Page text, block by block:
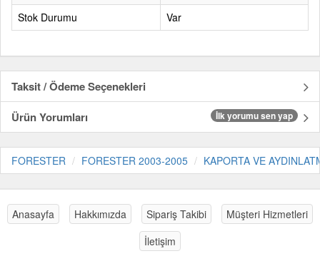
Stok Durumu
Var
Taksit / Ödeme Seçenekleri
Ürün Yorumları
İlk yorumu sen yap
FORESTER FORESTER 2003-2005 KAPORTA VE
Anasayfa Hakkımızda Sipariş Takibi
Müşteri Hizmetleri
İletişim